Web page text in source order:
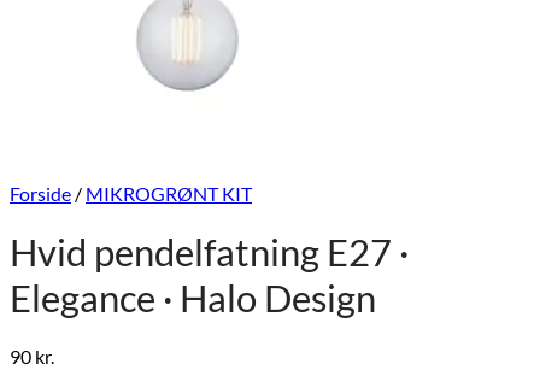
Forside / MIKROGRØNT KIT
Hvid pendelfatning E27 ·
Elegance · Halo Design
90 kr.